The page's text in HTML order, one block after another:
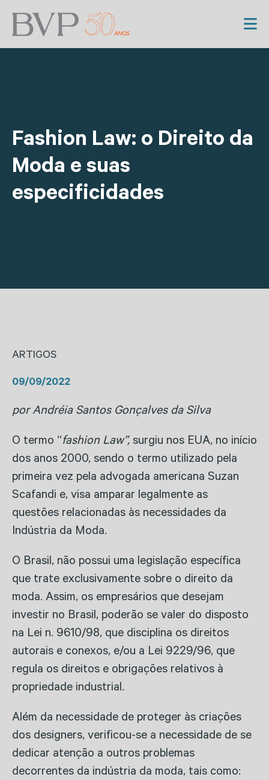
Fashion Law: o Direito da
Moda e suas
especificidades
ARTIGOS
09/09/2022
por Andréia Santos Gonçalves da Silva
O termo “fashion Law”, surgiu nos EUA, no início
dos anos 2000, sendo o termo utilizado pela
primeira vez pela advogada americana Suzan
Scafandi e, visa amparar legalmente as
questões relacionadas às necessidades da
Indústria da Moda.
O Brasil, não possui uma legislação específica
que trate exclusivamente sobre o direito da
moda. Assim, os empresários que desejam
investir no Brasil, poderão se valer do disposto
na Lei n. 9610/98, que disciplina os direitos
autorais e conexos, e/ou a Lei 9229/96, que
regula os direitos e obrigações relativos à
propriedade industrial.
Além da necessidade de proteger às criações
dos designers, verificou-se a necessidade de se
dedicar atenção a outros problemas
decorrentes da indústria da moda, tais como: